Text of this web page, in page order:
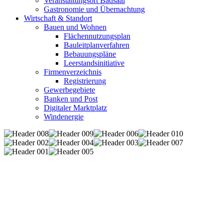
Gastronomie und Übernachtung
Wirtschaft & Standort
Bauen und Wohnen
Flächennutzungsplan
Bauleitplanverfahren
Bebauungspläne
Leerstandsinitiative
Firmenverzeichnis
Registrierung
Gewerbegebiete
Banken und Post
Digitaler Marktplatz
Windenergie